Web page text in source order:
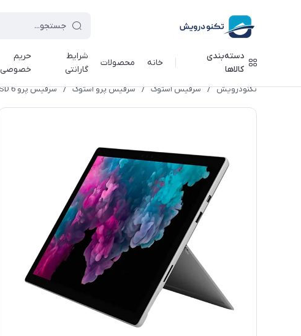
دسته‌بندی
کالاها
خانه محصولات
شرایط
گارانتی
حریم
خصوصی
تکنودرویش / سرفیس استوک / سرفیس پرو استوک / سرفیس پرو 6 Surface Pro 6 Core i5-8350U/8Gb Ram/256Gb SSD + کیبورد